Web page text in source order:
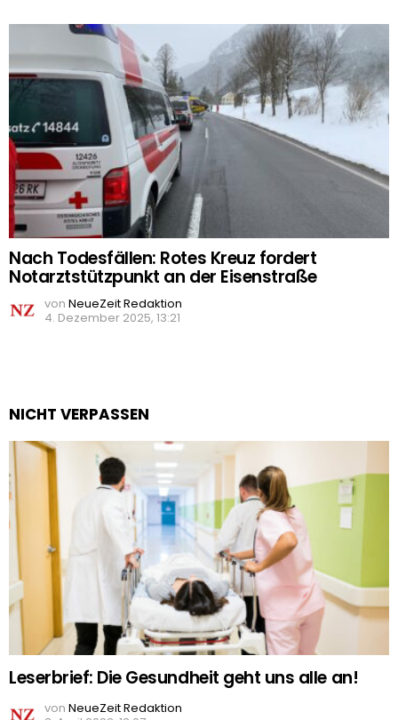
Nach Todesfällen: Rotes Kreuz fordert
Notarztstützpunkt an der Eisenstraße
von NeueZeit Redaktion
4. Dezember 2025, 13:21
NICHT VERPASSEN
Leserbrief: Die Gesundheit geht uns alle an!
von NeueZeit Redaktion